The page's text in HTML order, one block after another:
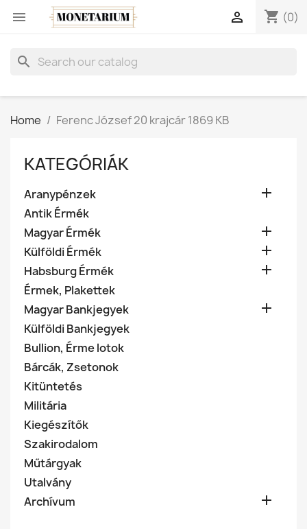
 shopping_cart (0)

search
Home Ferenc József 20 krajcár 1869 KB
KATEGÓRIÁK
Aranypénzek 
Antik Érmék
Magyar Érmék

Külföldi Érmék 
Habsburg Érmék 
Érmek, Plakettek
Magyar Bankjegyek

Külföldi Bankjegyek
Bullion, Érme lotok
Bárcák, Zsetonok
Kitüntetés
Militária
Kiegészítők
Szakirodalom
Műtárgyak
Utalvány
Archívum
